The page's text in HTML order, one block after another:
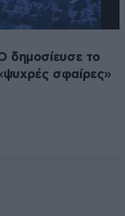
δημοσίευσε το
σφαίρες»